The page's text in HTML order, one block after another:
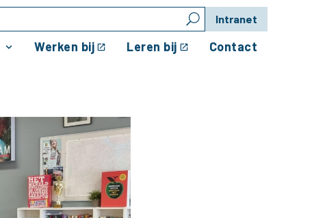
Intranet
Werken bij Leren bij Contact